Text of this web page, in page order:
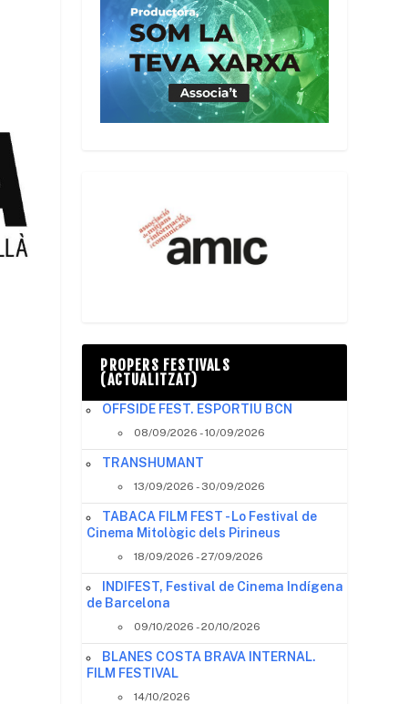
PROPERS FESTIVALS
(ACTUALITZAT)
OFFSIDE FEST. ESPORTIU BCN
08/09/2026 - 10/09/2026
TRANSHUMANT
13/09/2026 - 30/09/2026
TABACA FILM FEST - Lo Festival de
Cinema Mitològic dels Pirineus
18/09/2026 - 27/09/2026
INDIFEST, Festival de Cinema Indígena
de Barcelona
09/10/2026 - 20/10/2026
BLANES COSTA BRAVA INTERNAL.
FILM FESTIVAL
14/10/2026